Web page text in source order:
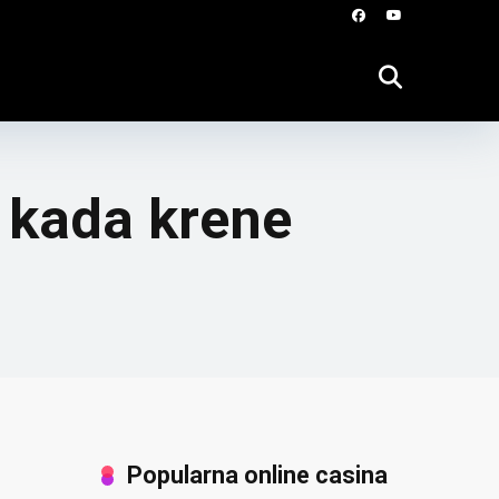
krene
Popularna online casina